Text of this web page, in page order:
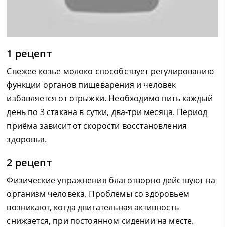
1 рецепт
Свежее козье молоко способствует регулированию
функции органов пищеварения и человек
избавляется от отрыжки. Необходимо пить каждый
день по 3 стакана в сутки, два-три месяца. Период
приёма зависит от скорости восстановления
здоровья.
2 рецепт
Физические упражнения благотворно действуют на
организм человека. Проблемы со здоровьем
возникают, когда двигательная активность
снижается, при постоянном сидении на месте.